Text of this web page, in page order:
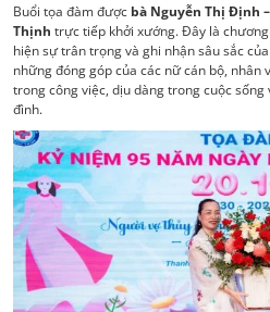
Buổi tọa đàm được bà Nguyễn Thị Định
Thịnh trực tiếp khởi xướng. Đây là
hiện sự trân trọng và ghi nhận sâu sắc
những đóng góp của các nữ cán bộ,
trong công việc, dịu dàng trong cuộc
đình.